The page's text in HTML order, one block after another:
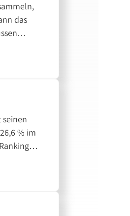
das
noch
seinen
% im
es
in